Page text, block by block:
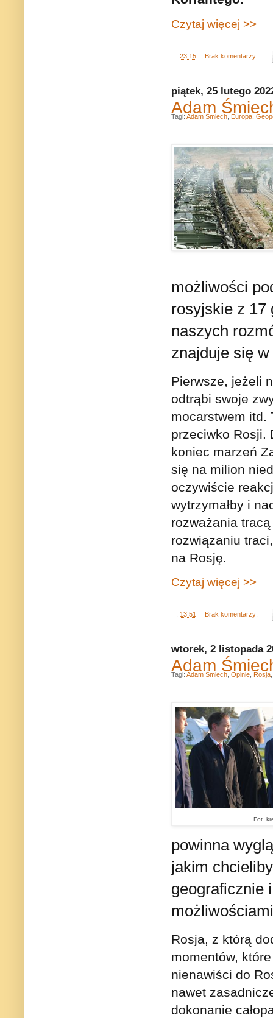
Czytaj więcej >>
23:15 Brak komentarzy:
piątek, 25 lutego
Adam
możliwości
rosyjskie z 17
naszych
znajduje się
Pierwsze, jeżeli
odtrąbi swoje
mocarstwem itd.
przeciwko Rosji.
koniec marzeń
się na milion
oczywiście
wytrzymałby i
rozważania
rozwiązaniu
na Rosję.
Czytaj więcej >>
13:51 Brak komentarzy:
Tagi: Adam Śmiech Europa
wtorek, 2 listopada
Adam
Fot.
powinna
jakim
geograficznie
Rosja, z którą
momentów,
nienawiści do
nawet
dokonanie
Tagi: Adam Śmiech Opinie Rosja